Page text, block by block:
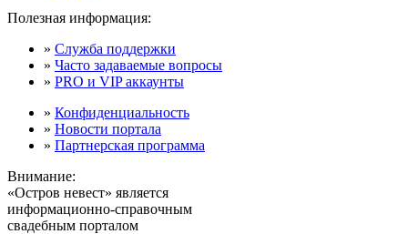
Полезная информация:
» Служба поддержки
» Часто задаваемые вопросы
» PRO и VIP аккаунты
» Конфиденциальность
» Новости портала
» Партнерская программа
Внимание:
«Остров невест» является
информационно-справочным
свадебным порталом